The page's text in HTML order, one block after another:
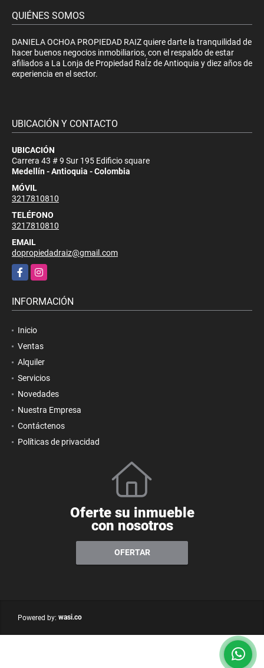
QUIÉNES SOMOS
DANIELA OCHOA PROPIEDAD RAIZ quiere darte la tranquilidad de
hacer buenos negocios inmobiliarios, con el respaldo de estar
afiliados a La Lonja de Propiedad RaÍz de Antioquia y diez años de
experiencia en el sector.
UBICACIÓN Y CONTACTO
UBICACIÓN
Carrera 43 # 9 Sur 195 Edificio square
Medellín - Antioquia - Colombia
MÓVIL
3217810810
TELÉFONO
3217810810
EMAIL
dopropiedadraiz@gmail.com
FacebookInstagram
INFORMACIÓN
Inicio
Ventas
Alquiler
Servicios
Novedades
Nuestra Empresa
Contáctenos
Políticas de privacidad
Oferte su inmueble
con nosotros
OFERTAR
Powered by: wasi.co